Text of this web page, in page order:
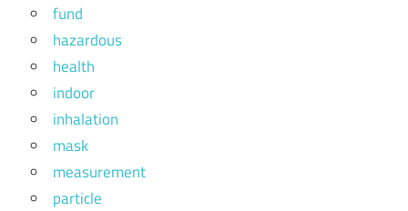
fund
hazardous
health
indoor
inhalation
mask
measurement
particle